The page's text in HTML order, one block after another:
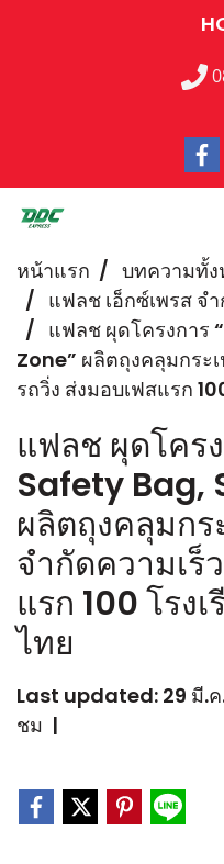
หน้าแรก บทความทั้
แฟลช เอ็กซ์เพรส จ
แฟลช ผุดโครงการ
Zone” ผลิตถุงคลุมกระ
รถวิ่ง ส่งมอบเฟสแรก
แฟลช ผุดโคร
Safety Bag,
ผลิตถุงคลุมกร
จำกัดความเร็
แรก 100 โรง
ไทย
Last updated: 29 มี.
ชม |